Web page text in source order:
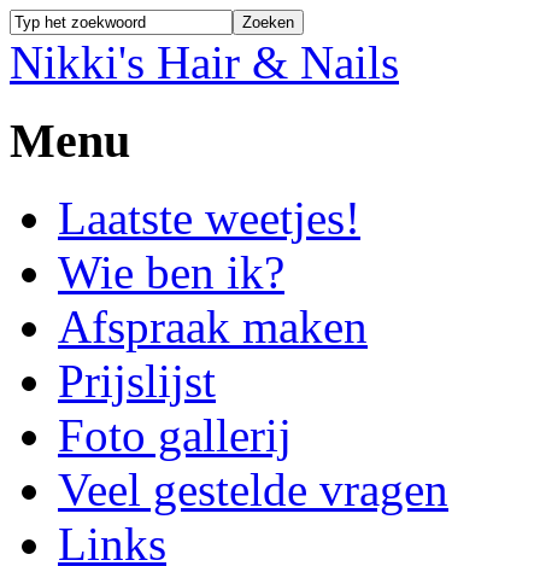
Nikki's Hair & Nails
Menu
Laatste weetjes!
Wie ben ik?
Afspraak maken
Prijslijst
Foto gallerij
Veel gestelde vragen
Links